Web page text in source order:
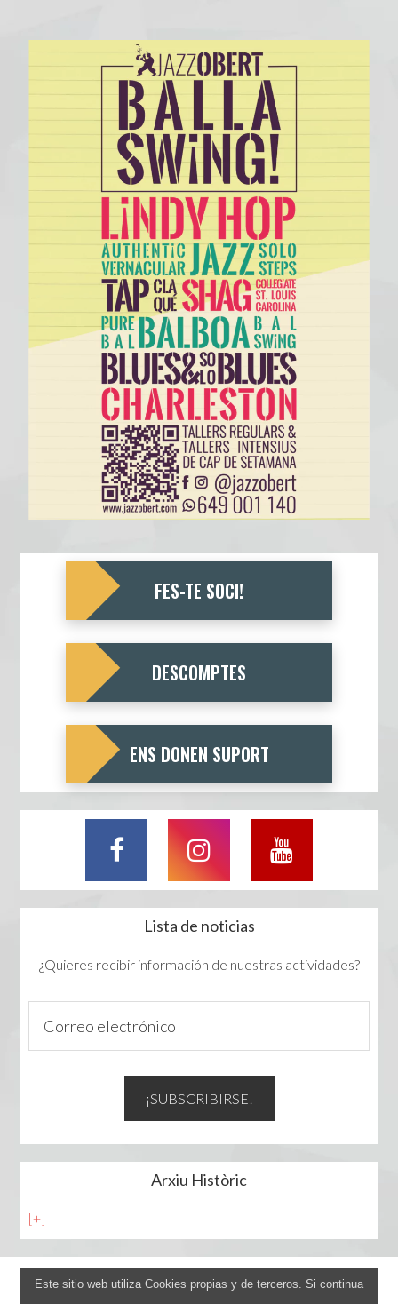
FES-TE SOCI!
DESCOMPTES
ENS DONEN SUPORT
Lista de noticias
¿Quieres recibir información de nuestras actividades?
Arxiu Històric
[+]
Este sitio web utiliza Cookies propias y de terceros. Si continua